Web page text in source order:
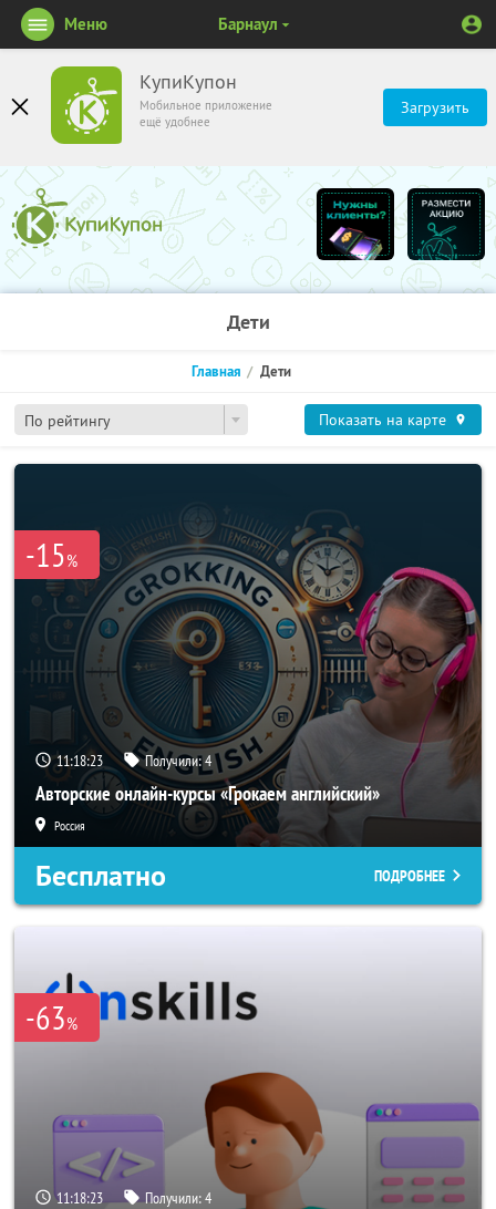
КупиКупон
Мобильное приложение
ещё удобнее
Загрузить
Меню Барнаул
Дети
По рейтингу
Главная Дети
Показать на карте
-15%
11:18:22 Получили:4
Авторские онлайн-курсы «Грокаем английский»
Россия
Бесплатно ПОДРОБНЕЕ
-63%
11:18:22 Получили:4